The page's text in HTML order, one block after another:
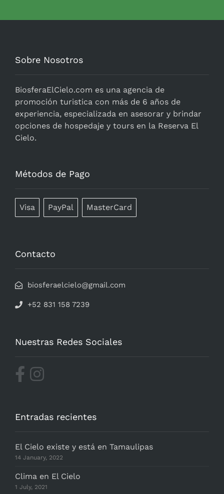
Sobre Nosotros
BiosferaElCielo.com es una agencia de
promoción turistica con más de 6 años de
experiencia, especializada en asesorar y brindar
opciones de hospedaje y tours en la Reserva El
Cielo.
Métodos de Pago
Visa PayPal MasterCard
Contacto
biosferaelcielo@gmail.com
+52 831 158 7239
Nuestras Redes Sociales
Entradas recientes
El Cielo existe y está en Tamaulipas
14 January, 2022
Clima en El Cielo
1 July, 2021